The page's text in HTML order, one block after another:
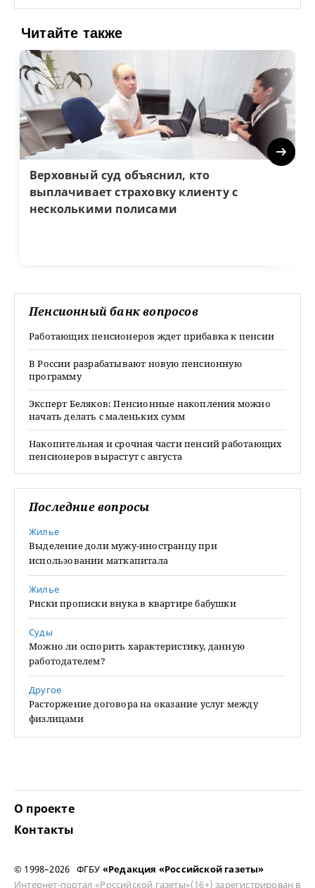
Читайте также
Верховный суд объяснил, кто
выплачивает страховку клиенту с
несколькими полисами
Next
Пенсионный банк вопросов
Работающих пенсионеров ждет прибавка к пенсии
В России разрабатывают новую пенсионную
программу
Эксперт Беляков: Пенсионные накопления можно
начать делать с маленьких сумм
Накопительная и срочная части пенсий работающих
пенсионеров вырастут с августа
Последние вопросы
Жилье
Выделение доли мужу-иностранцу при
использовании маткапитала
Жилье
Риски прописки внука в квартире бабушки
Суды
Можно ли оспорить характеристику, данную
работодателем?
Другое
Расторжение договора на оказание услуг между
физлицами
О проекте
Контакты
© 1998–2026 ФГБУ «Редакция «Российской газеты»
Интернет-портал «Российской газеты»(16+) зарегистрирован в